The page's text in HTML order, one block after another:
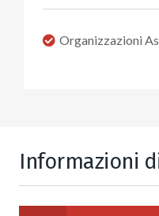
Organizzazioni
Informazioni